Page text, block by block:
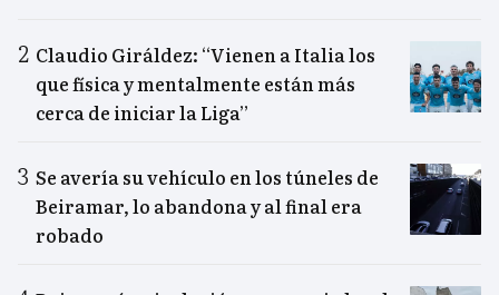
Claudio Giráldez: “Vienen a Italia los
que física y mentalmente están más
cerca de iniciar la Liga”
Se avería su vehículo en los túneles de
Beiramar, lo abandona y al final era
robado